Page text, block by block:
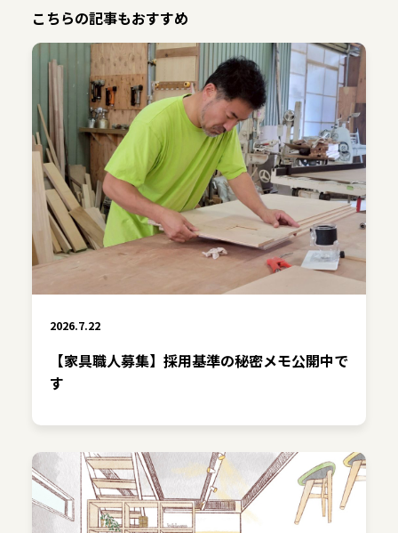
こちらの記事もおすすめ
2026.7.22
【家具職人募集】採用基準の秘密メモ公開中で
す